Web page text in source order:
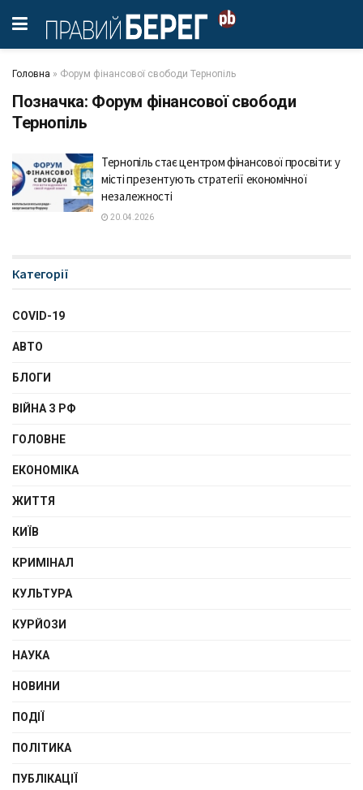
Головна » Форум фінансової свободи Тернопіль
Позначка: Форум фінансової свободи
Тернопіль
Тернопіль стає центром фінансової просвіти: у
місті презентують стратегії економічної
незалежності
20.04.2026
Категорії
COVID-19
АВТО
БЛОГИ
ВІЙНА З РФ
ГОЛОВНЕ
ЕКОНОМІКА
ЖИТТЯ
КИЇВ
КРИМІНАЛ
КУЛЬТУРА
КУРЙОЗИ
НАУКА
НОВИНИ
ПОДІЇ
ПОЛІТИКА
ПУБЛІКАЦІЇ